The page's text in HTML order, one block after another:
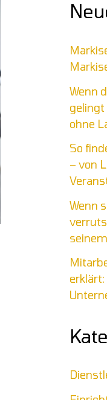
Wenn
ohne
So
– von
Wenn